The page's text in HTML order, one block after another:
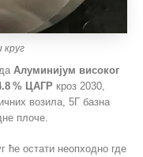
круг
Алуминијум високог
% ЦАГР кроз 2030,
возила, 5Г базна
плоче.
ће остати неопходно где